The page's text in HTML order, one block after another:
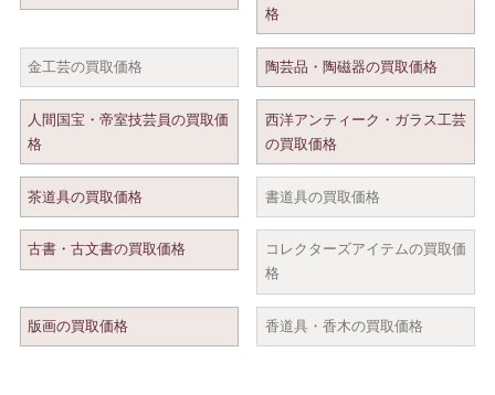
格
金工芸の買取価格 陶芸品・陶磁器の買取価格
人間国宝・帝室技芸員の買取価
格
西洋アンティーク・ガラス工芸
の買取価格
茶道具の買取価格 書道具の買取価格
古書・古文書の買取価格
コレクターズアイテムの買取価
格
版画の買取価格 香道具・香木の買取価格